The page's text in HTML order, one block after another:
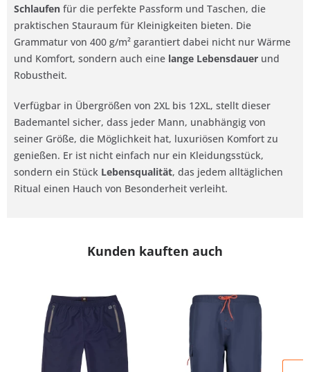
Schlaufen für die perfekte Passform und Taschen, die
praktischen Stauraum für Kleinigkeiten bieten. Die
Grammatur von 400 g/m² garantiert dabei nicht nur Wärme
und Komfort, sondern auch eine lange Lebensdauer und
Robustheit.
Verfügbar in Übergrößen von 2XL bis 12XL, stellt dieser
Bademantel sicher, dass jeder Mann, unabhängig von
seiner Größe, die Möglichkeit hat, luxuriösen Komfort zu
genießen. Er ist nicht einfach nur ein Kleidungsstück,
sondern ein Stück Lebensqualität, das jedem alltäglichen
Ritual einen Hauch von Besonderheit verleiht.
Kunden kauften auch